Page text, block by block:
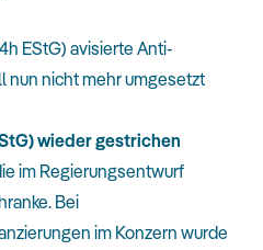
EStG) avisierte Anti-
nun nicht mehr umgesetzt
wieder gestrichen
im Regierungsentwurf
Bei
im Konzern wurde